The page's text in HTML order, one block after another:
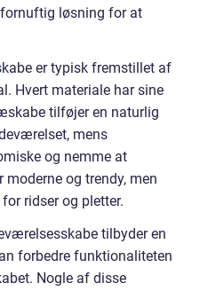
løsning for at
er typisk fremstillet af
Hvert materiale har sine
tilføjer en naturlig
mens
og nemme at
og trendy, men
ridser og pletter.
tilbyder en
forbedre funktionaliteten
Nogle af disse